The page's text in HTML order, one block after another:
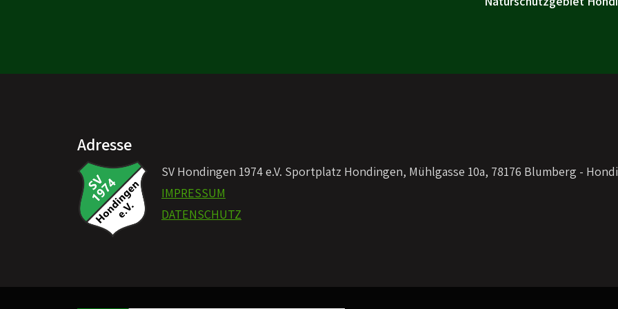
Adresse
SV Hondingen 1974 e.V. Sportplatz Hondingen, Mühlgasse 10a, 78176 Blumberg -
IMPRESSUM
DATENSCHUTZ